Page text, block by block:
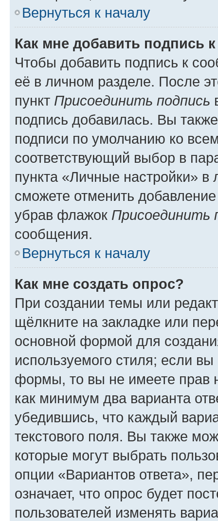
Вернуться к началу
Как мне добавить подпись
Чтобы добавить подпись к
её в личном разделе. После
пункт Присоединить подпись
подпись добавилась. Вы
подписи по умолчанию ко
соответствующий выбор в
пункта «Личные настройки»
сможете отменить
убрав флажок Присоединить
сообщения.
Вернуться к началу
Как мне создать опрос?
При создании темы или
щёлкните на закладке или
основной формой для
используемого стиля; если
формы, то вы не имеете прав
как минимум два варианта
убедившись, что каждый
текстового поля. Вы также
которые могут выбрать
опции «Вариантов ответа»,
означает, что опрос будет
пользователей изменять